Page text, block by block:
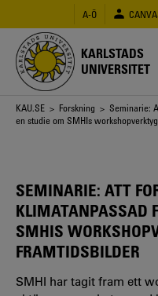
huvudinnehåll
A-Ö
KARLSTADS
UNIVERSITET
Länkstig
KAU.SE > Forskning > Seminarie:
en studie om SMHIs
SEMINARIE: ATT
KLIMATANPASSAD
SMHIS
FRAMTIDSBILDER
SMHI har tagit fram ett